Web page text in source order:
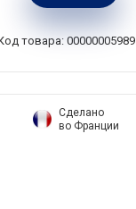
товара: 00000005989
Сделано
во Франции